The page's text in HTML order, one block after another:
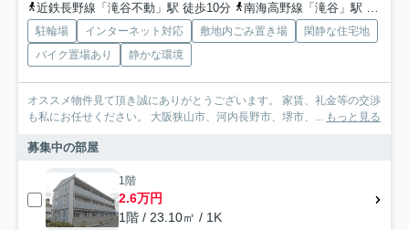
近鉄長野線「滝谷不動」駅 徒歩10分
南海高野線「滝谷」駅 徒歩27分
駐輪場 インターネット対応 敷地内ごみ置き場
閑静な住宅地
バイク置場あり
静かな環境
オススメ物件見て頂き誠にありがとうございます。 家賃、礼金等の交渉
も私にお任せください。 大阪狭山市、河内長野市、堺市、... もっと見る
募集中の部屋
1階
2.6万円
1階 / 23.10㎡ / 1K